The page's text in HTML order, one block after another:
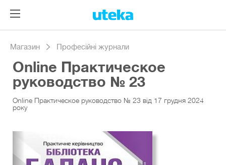
Магазин Професійні журнали
Online Практическое
руководство № 23
Online Практическое руководство № 23 від 17 грудня 2024
року